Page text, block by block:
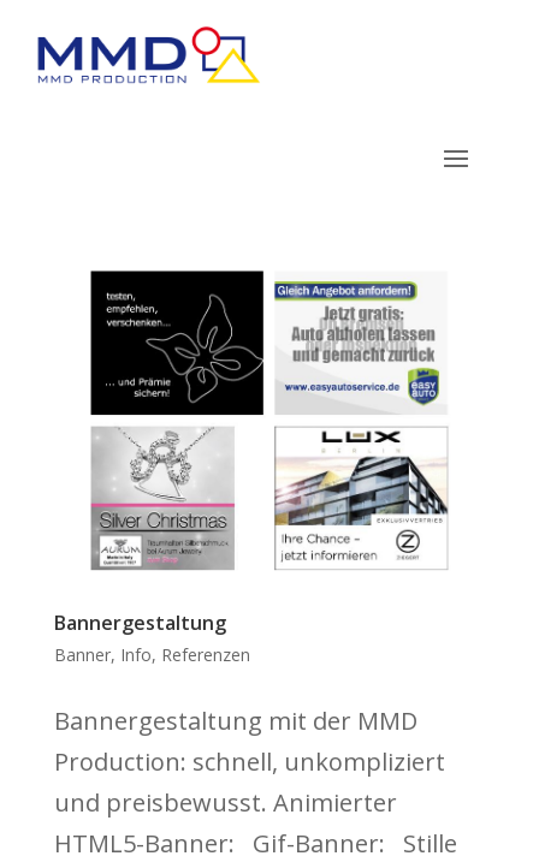
Bannergestaltung
Banner, Info, Referenzen
Bannergestaltung mit der MMD
Production: schnell, unkompliziert
und preisbewusst. Animierter
HTML5-Banner: Gif-Banner: Stille